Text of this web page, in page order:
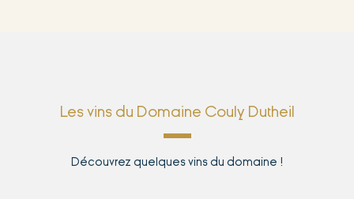
Les vins du Domaine Couly Dutheil
Découvrez quelques vins du domaine !